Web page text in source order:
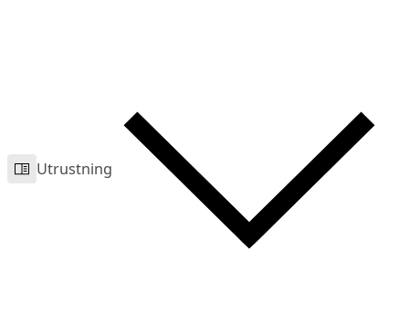
Utrustning